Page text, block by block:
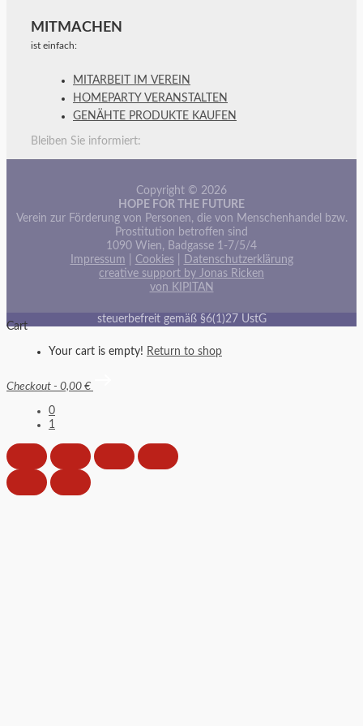
MITMACHEN
ist einfach:
MITARBEIT IM VEREIN
HOMEPARTY VERANSTALTEN
GENÄHTE PRODUKTE KAUFEN
Bleiben Sie informiert:
Copyright © 2026
HOPE FOR THE FUTURE
Verein zur Förderung von Personen, die von Menschenhandel bzw.
Prostitution betroffen sind
1090 Wien, Badgasse 1-7/5/4
Impressum
Cookies|
Datenschutzerklärung
creative support by Jonas Ricken
von KIPITAN
steuerbefreit gemäß §6(1)27 UstG
Cart
Your cart is empty! Return to shop
Checkout - 0,00 €
0
1